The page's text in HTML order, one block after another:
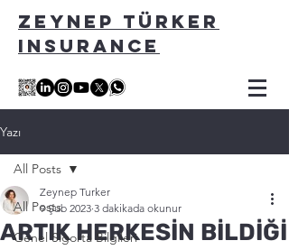
ZEYNEP TÜRKER
INSURANCE
Yazı
All Posts
Genel Sigorta Bilgileri
All Posts
ARTIK HERKESİN BİLDİĞİ
Zeynep Turker
9 Şub 2023 3 dakikada okunur